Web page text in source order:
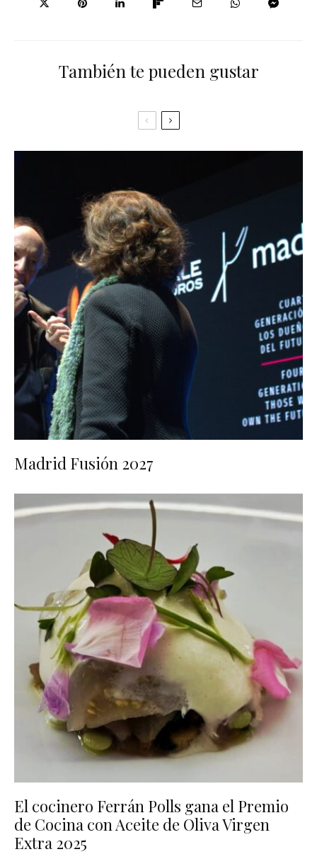
También te pueden gustar
Madrid Fusión 2027
El cocinero Ferrán Polls gana el Premio
de Cocina con Aceite de Oliva Virgen
Extra 2025